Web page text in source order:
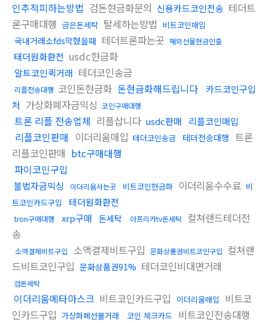
인추적피하는방법 검돈현금화문의 신용카드코인전송 테더트
론구매대행 금은돈세탁 탈세하는방법 비트코인매입
국내거래소fds막혔을때 테더트론파는곳 해외선물현금인출
태더원화환전 usdc현금화
알트코인퀵거래 테더코인송금
리플전송대행 코인돈현금화 돈현금화해드립니다
카드코인구입
처 가상화폐자금믹싱 코인구매대행
트론 리플 전송업체 리플삽니다 usdc판매 리플코인매입
리플코인판매 이더리움매입 테더코인송금 테더전송대행 트론
리플코인판매 btc구매대행
파이코인구입
불법자금믹싱 이더리움사는곳 비트코인현금화 이더리움수수료 비
트코인카드구입
테더원화환전
tron구매대행 xrp구매 돈세탁 아프리카tv돈세탁 컬쳐랜드테더전
송
소액결제비트구입 소액결제비트구입 문화상품권비트코인구입 컬쳐랜
드비트코인구입 문화상품권91% 테더코인비대면거래
검돈세탁
이더리움메타마스크 비트코인카드구입 이더리움매입
비트코
인카드구입 가상화폐선물거래 코인 체크카드 비트코인전송대행